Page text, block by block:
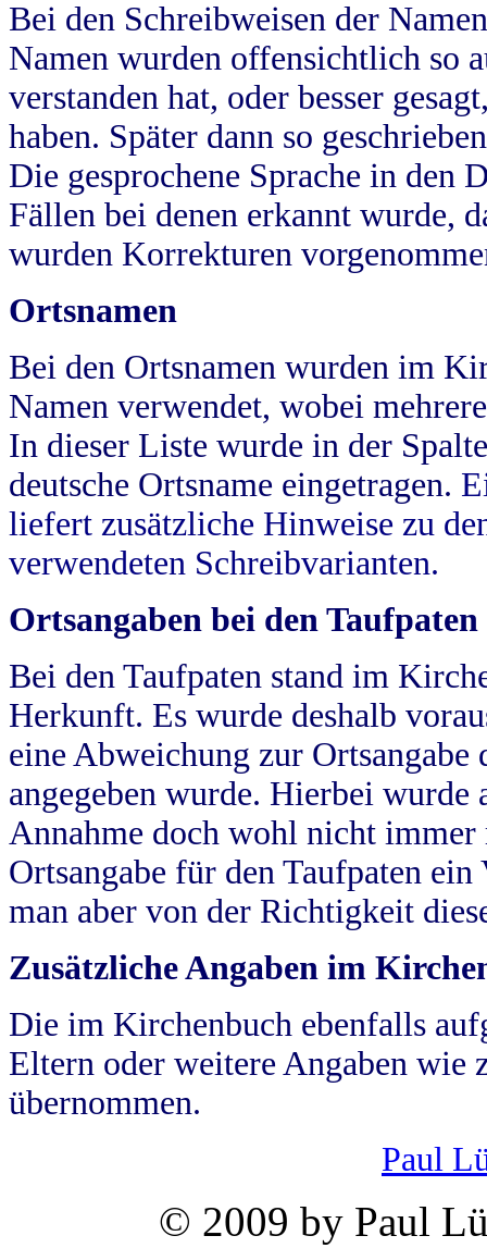
Bei den Schreibweisen der
Namen wurden offensichtlich so
verstanden hat, oder besser
haben. Später dann so
Die gesprochene Sprache in
Fällen bei denen erkannt wurde,
wurden Korrekturen
Ortsnamen
Bei den Ortsnamen wurden im
Namen verwendet, wobei
In dieser Liste wurde in der
deutsche Ortsname eingetragen.
liefert zusätzliche Hinweise zu
verwendeten Schreibvarianten.
Ortsangaben bei den Taufpaten
Bei den Taufpaten stand im
Herkunft. Es wurde deshalb
eine Abweichung zur
angegeben wurde. Hierbei wurde
Annahme doch wohl nicht
Ortsangabe für den Taufpaten
man aber von der Richtigkeit
Zusätzliche Angaben im
Die im Kirchenbuch ebenfalls
Eltern oder weitere Angaben wie
übernommen.
Paul
© 2009 by Paul